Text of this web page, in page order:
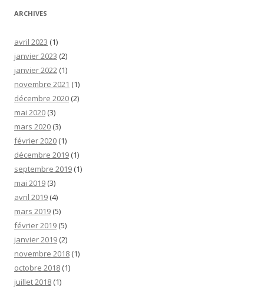
ARCHIVES
avril 2023 (1)
janvier 2023 (2)
janvier 2022 (1)
novembre 2021 (1)
décembre 2020 (2)
mai 2020 (3)
mars 2020 (3)
février 2020 (1)
décembre 2019 (1)
septembre 2019 (1)
mai 2019 (3)
avril 2019 (4)
mars 2019 (5)
février 2019 (5)
janvier 2019 (2)
novembre 2018 (1)
octobre 2018 (1)
juillet 2018 (1)